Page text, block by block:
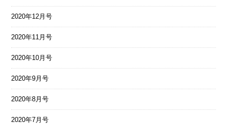
2020年12月号
2020年11月号
2020年10月号
2020年9月号
2020年8月号
2020年7月号